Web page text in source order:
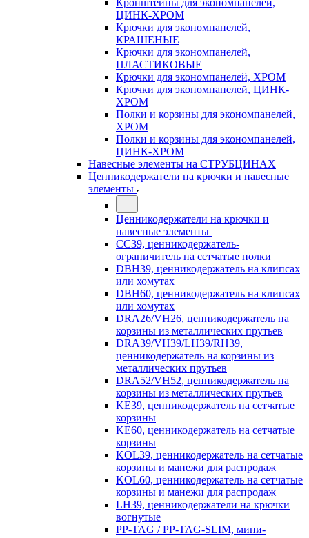
Кронштейны для экономпанелей,
ЦИНК-ХРОМ
Крючки для экономпанелей,
КРАШЕНЫЕ
Крючки для экономпанелей,
ПЛАСТИКОВЫЕ
Крючки для экономпанелей, ХРОМ
Крючки для экономпанелей, ЦИНК-
ХРОМ
Полки и корзины для экономпанелей,
ХРОМ
Полки и корзины для экономпанелей,
ЦИНК-ХРОМ
Навесные элементы на СТРУБЦИНАХ
Ценникодержатели на крючки и навесные
элементы
Ценникодержатели на крючки и
навесные элементы
CC39, ценникодержатель-
ограничитель на сетчатые полки
DBH39, ценникодержатель на клипсах
или хомутах
DBH60, ценникодержатель на клипсах
или хомутах
DRA26/VH26, ценникодержатель на
корзины из металлических прутьев
DRA39/VH39/LH39/RH39,
ценникодержатель на корзины из
металлических прутьев
DRA52/VH52, ценникодержатель на
корзины из металлических прутьев
KE39, ценникодержатель на сетчатые
корзины
KE60, ценникодержатель на сетчатые
корзины
KOL39, ценникодержатель на сетчатые
корзины и манежи для распродаж
KOL60, ценникодержатель на сетчатые
корзины и манежи для распродаж
LH39, ценникодержатели на крючки
вогнутые
PP-TAG / PP-TAG-SLIM, мини-